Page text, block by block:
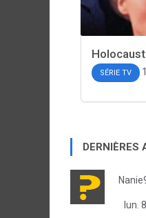
SÉRIE TV
DERNIÈRES
lun.